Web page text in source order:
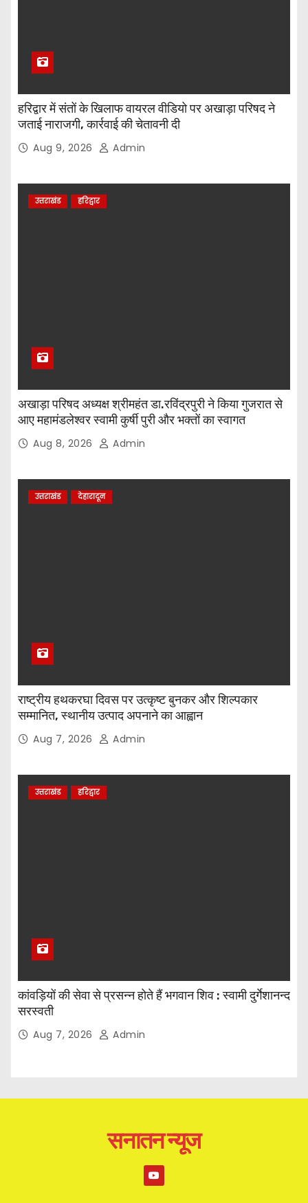
हरिद्वार में संतों के खिलाफ वायरल वीडियो पर अखाड़ा परिषद ने
जताई नाराजगी, कार्रवाई की चेतावनी दी
Aug 9, 2026 Admin
उत्तराखंड हरिद्वार
अखाड़ा परिषद अध्यक्ष श्रीमहंत डा.रविंद्रपुरी ने किया गुजरात से
आए महामंडलेश्वर स्वामी कुर्षी पुरी और भक्तों का स्वागत
Aug 8, 2026 Admin
उत्तराखंड देहारादून
राष्ट्रीय हथकरघा दिवस पर उत्कृष्ट बुनकर और शिल्पकार
सम्मानित, स्थानीय उत्पाद अपनाने का आह्वान
Aug 7, 2026 Admin
उत्तराखंड हरिद्वार
कांवड़ियों की सेवा से प्रसन्न होते हैं भगवान शिव : स्वामी दुर्गेशानन्द
सरस्वती
Aug 7, 2026 Admin
सनातन न्यूज